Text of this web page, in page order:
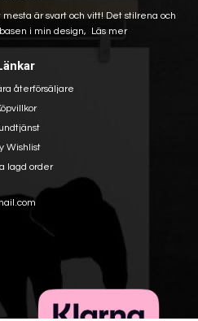
är svart och vitt! Det stilrena och
i min design, Läs mer
återförsäljare
Wishlist
lagd order